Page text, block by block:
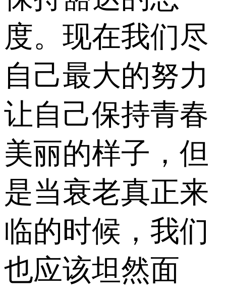
度。现在我们尽
自己最大的努力
让自己保持青春
美丽的样子，但
是当衰老真正来
临的时候，我们
也应该坦然面